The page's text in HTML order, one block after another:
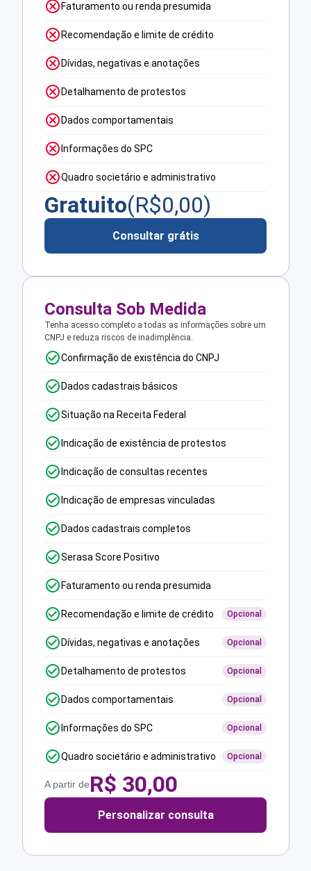
Faturamento ou renda presumida
Recomendação e limite de crédito
Dívidas, negativas e anotações
Detalhamento de protestos
Dados comportamentais
Informações do SPC
Quadro societário e administrativo
Gratuito(R$0,00)
Consultar grátis
Consulta Sob Medida
Tenha acesso completo a todas as informações sobre um
CNPJ e reduza riscos de inadimplência.
Confirmação de existência do CNPJ
Dados cadastrais básicos
Situação na Receita Federal
Indicação de existência de protestos
Indicação de consultas recentes
Indicação de empresas vinculadas
Dados cadastrais completos
Serasa Score Positivo
Faturamento ou renda presumida
Recomendação e limite de crédito Opcional
Dívidas, negativas e anotações Opcional
Detalhamento de protestos Opcional
Dados comportamentais Opcional
Informações do SPC Opcional
Quadro societário e administrativo Opcional
A partir deR$ 30,00
Personalizar consulta